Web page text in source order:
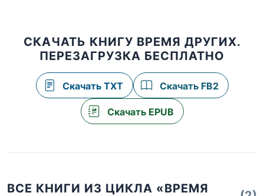
СКАЧАТЬ КНИГУ ВРЕМЯ ДРУГИХ.
ПЕРЕЗАГРУЗКА БЕСПЛАТНО
Скачать TXT Скачать FB2
Скачать EPUB
ВСЕ КНИГИ ИЗ ЦИКЛА «ВРЕМЯ